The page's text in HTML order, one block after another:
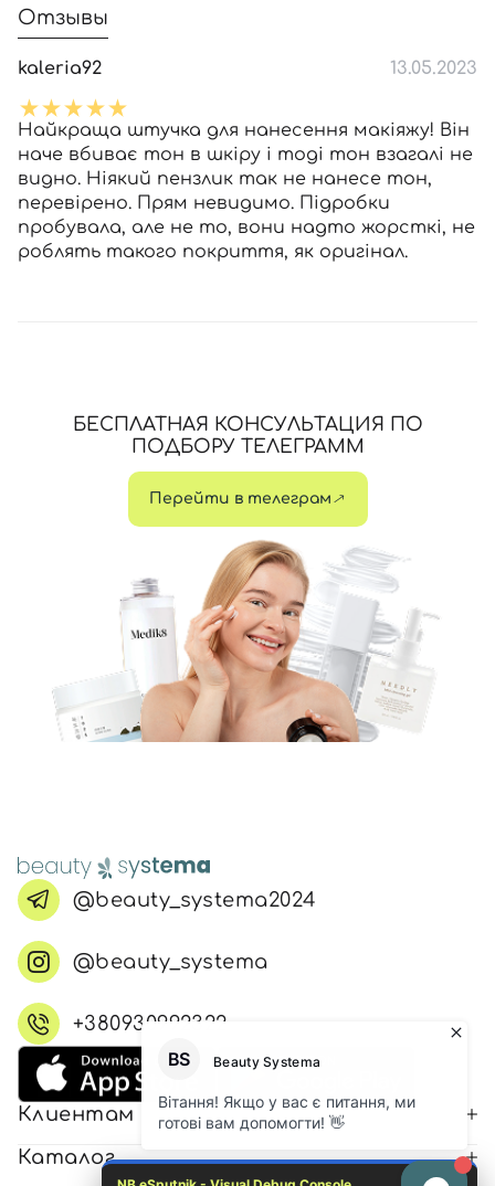
Отзывы
kaleria92 13.05.2023
Найкраща штучка для нанесення макіяжу! Він
наче вбиває тон в шкіру і тоді тон взагалі не
видно. Ніякий пензлик так не нанесе тон,
перевірено. Прям невидимо. Підробки
пробувала, але не то, вони надто жорсткі, не
роблять такого покриття, як оригінал.
БЕСПЛАТНАЯ КОНСУЛЬТАЦИЯ ПО
ПОДБОРУ ТЕЛЕГРАММ
Перейти в телеграм
@beauty_systema2024
@beauty_systema
+380930992322
Клиентам
Каталог